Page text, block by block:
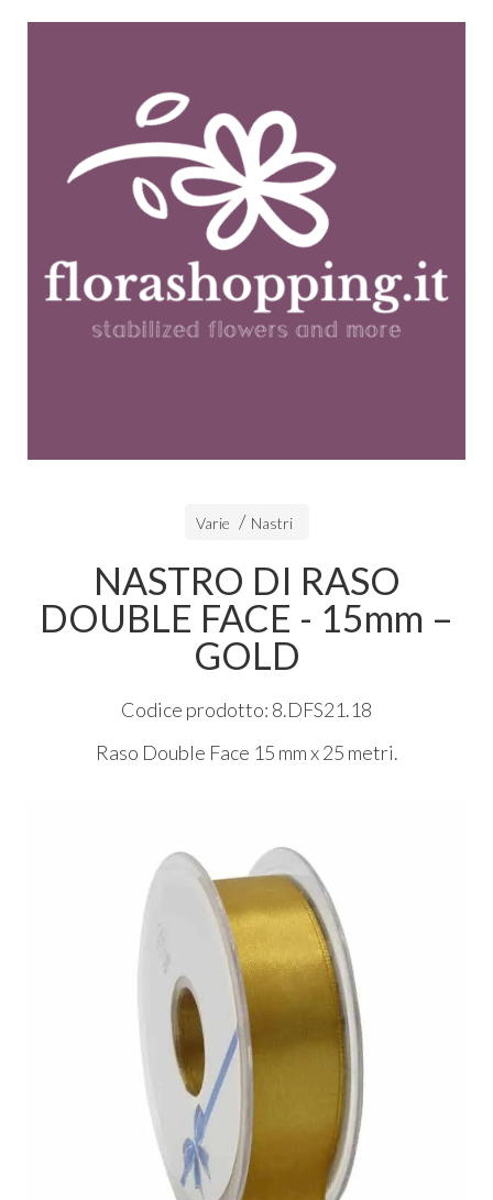
Varie Nastri
NASTRO DI RASO
DOUBLE FACE - 15mm –
GOLD
Codice prodotto: 8.DFS21.18
Raso Double Face 15 mm x 25 metri.